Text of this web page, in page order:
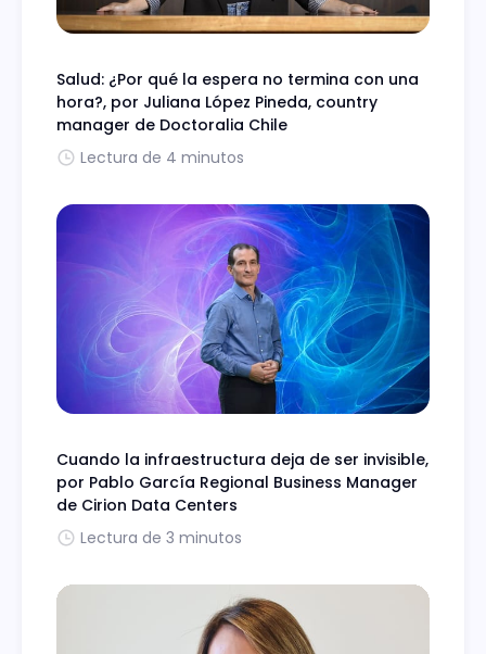
Salud: ¿Por qué la espera no termina con una
hora?, por Juliana López Pineda, country
manager de Doctoralia Chile
Lectura de 4 minutos
Cuando la infraestructura deja de ser invisible,
por Pablo García Regional Business Manager
de Cirion Data Centers
Lectura de 3 minutos